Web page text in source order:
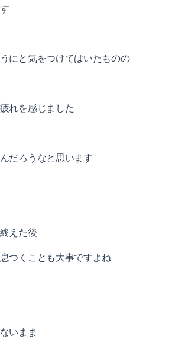
にと気をつけてはいたものの
れを感じました
だろうなと思います
えた後
つくことも大事ですよね
いまま